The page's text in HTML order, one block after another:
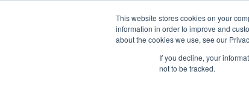
This website stores cookies on your
information in order to improve and
about the cookies we use, see our
If you decline, your
not to be tracked.
01:32:40